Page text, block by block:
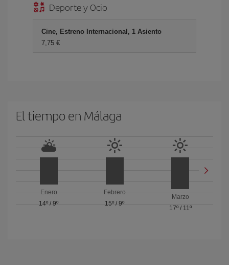
Deporte y Ocio
Cine, Estreno Internacional, 1 Asiento
7,75 €
El tiempo en Málaga
Enero
14º /9º
Febrero
15º / 9º
Marzo
17º/ 11º